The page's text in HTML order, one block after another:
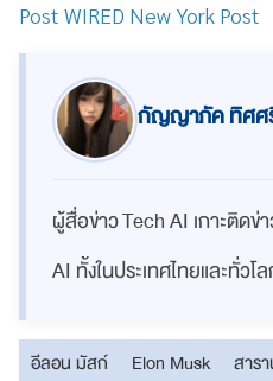
Post WIRED New York Post
กัญญาภัค ทิศศ
ผู้สื่อข่าว Tech AI เกาะติดข่
AI ทั้งในประเทศไทยและทั่วโ
อีลอน มัสก์ Elon Musk สาร